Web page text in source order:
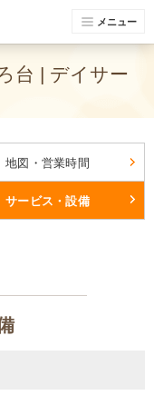
メニュー
台 | デイサー
地図・営業時間
サービス・設備